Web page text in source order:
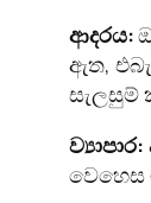
ආදරය:
ඇත,
සැලසුම්
ව්‍යාපාර:
වෙහෙස